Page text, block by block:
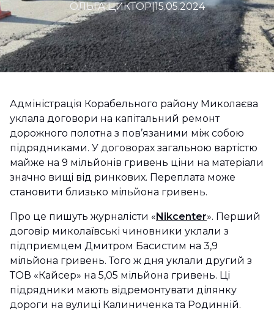
ОЛЬГА ЦИКТОР|15.05.2024
Адміністрація Корабельного району Миколаєва
уклала договори на капітальний ремонт
дорожного полотна з пов’язаними між собою
підрядниками. У договорах загальною вартістю
майже на 9 мільйонів гривень ціни на матеріали
значно вищі від ринкових. Переплата може
становити близько мільйона гривень.
Про це пишуть журналісти «Nikcenter». Перший
договір миколаївські чиновники уклали з
підприємцем Дмитром Басистим на 3,9
мільйона гривень. Того ж дня уклали другий з
ТОВ «Кайсер» на 5,05 мільйона гривень. Ці
підрядники мають відремонтувати ділянку
дороги на вулиці Калиниченка та Родинній.